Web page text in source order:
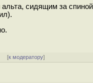
сидящим за
[к модератору]